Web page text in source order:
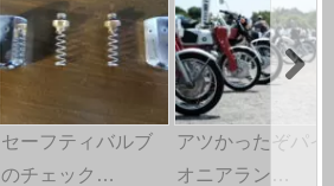
セーフティバルブ
のチェック…
アツかったぞパイ
オニアラン…